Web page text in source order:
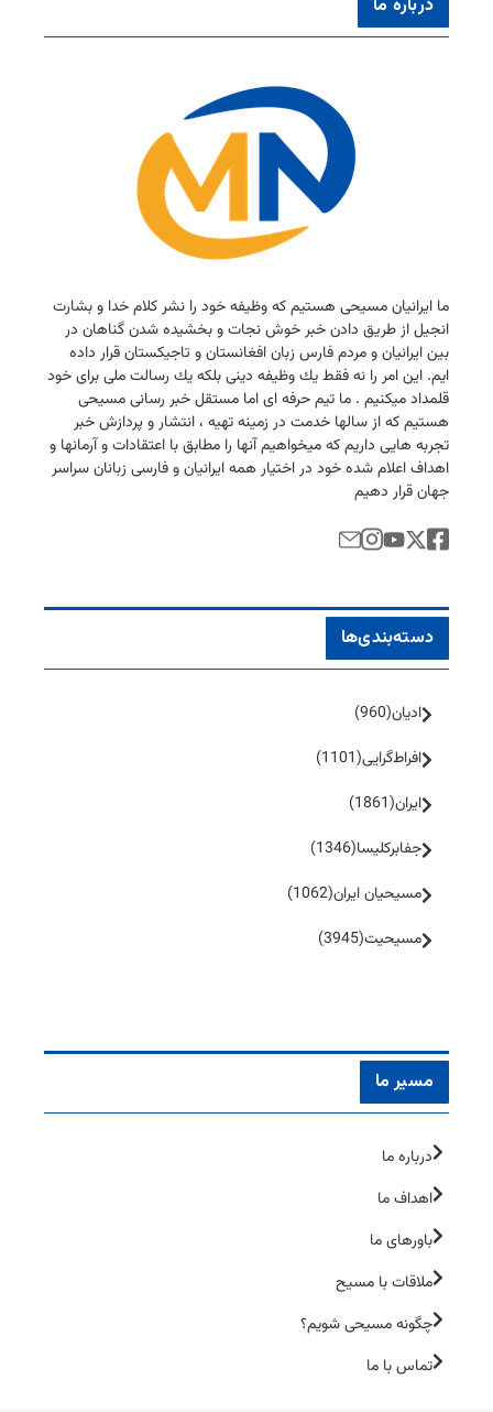
درباره ما
ما ایرانیان مسیحی هستیم كه وظیفه خود را نشر كلام خدا و بشارت
انجیل از طریق دادن خبر خوش نجات و بخشیده شدن گناهان در
بین ایرانیان و مردم فارس زبان افغانستان و تاجیكستان قرار داده
ایم. این امر را نه فقط یك وظیفه دینی بلكه یك رسالت ملی برای خود
قلمداد میكنیم . ما تیم حرفه ای اما مستقل خبر رسانی مسیحی
هستیم كه از سالها خدمت در زمینه تهیه ، انتشار و پردازش خبر
تجربه هایی داریم كه میخواهیم آنها را مطابق با اعتقادات و آرمانها و
اهداف اعلام شده خود در اختیار همه ایرانیان و فارسی زبانان سراسر
جهان قرار دهیم
دسته‌بندی‌ها
ادیان(960)
افراط‌گرایی(1101)
ایران(1861)
جفا‌بر‌کلیسا(1346)
مسیحیان ایران(1062)
مسیحیت(3945)
مسیر ما
درباره ما
اهداف ما
باورهای ما
ملاقات با مسیح
چگونه مسیحی شویم؟
تماس با ما